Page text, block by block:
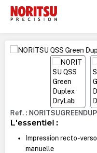
Ignorer la galerie d'images
Ref. :
L'essentiel :
Impression recto-
manuelle